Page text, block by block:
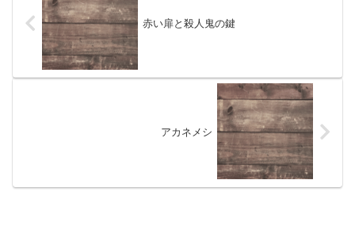
赤い扉と殺人鬼の鍵
アカネメシ